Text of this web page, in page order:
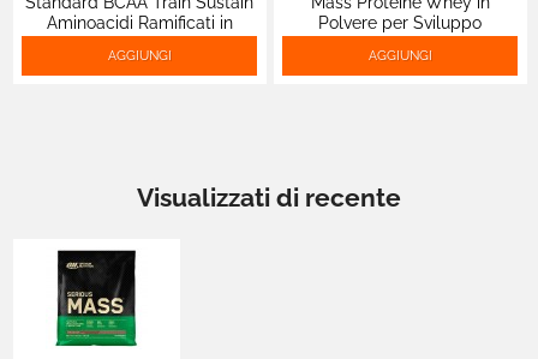
Aminoacidi Ramificati in
Polvere Gusto Fragola e Kiwi -
Barattolo 266g
AGGIUNGI
Polvere per Sviluppo
Muscolare al Cioccolato -
Barattolo da 2,73Kg
AGGIUNGI
Visualizzati di recente